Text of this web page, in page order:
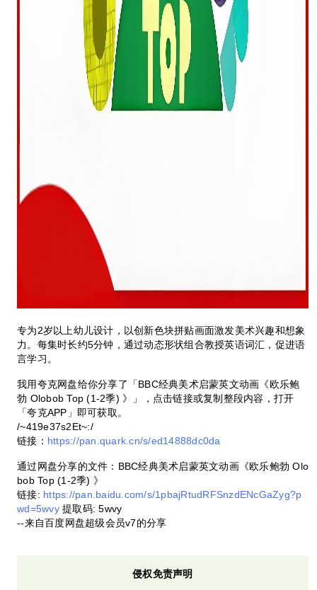
专为2岁以上幼儿设计，以创新色块拼贴画面激发美术兴趣和想象
力。每集时长约5分钟，通过动态形状组合教授英语词汇，促进语
言学习。
我用夸克网盘给你分享了「BBC经典美术启蒙英文动画《欧乐鲍
勃 Olobob Top (1-2季) 》」，点击链接或复制整段内容，打开
「夸克APP」即可获取。
/~419e37s2Et~:/
链接： https://pan.quark.cn/s/ed14888dc0da
通过网盘分享的文件：BBC经典美术启蒙英文动画《欧乐鲍勃 Olo
bob Top (1-2季) 》
链接: https://pan.baidu.com/s/1pbajRtudRFSnzdENcGaZyg?p
wd=5wvy提取码: 5wvy
--来自百度网盘超级会员v7的分享
侵权免责声明